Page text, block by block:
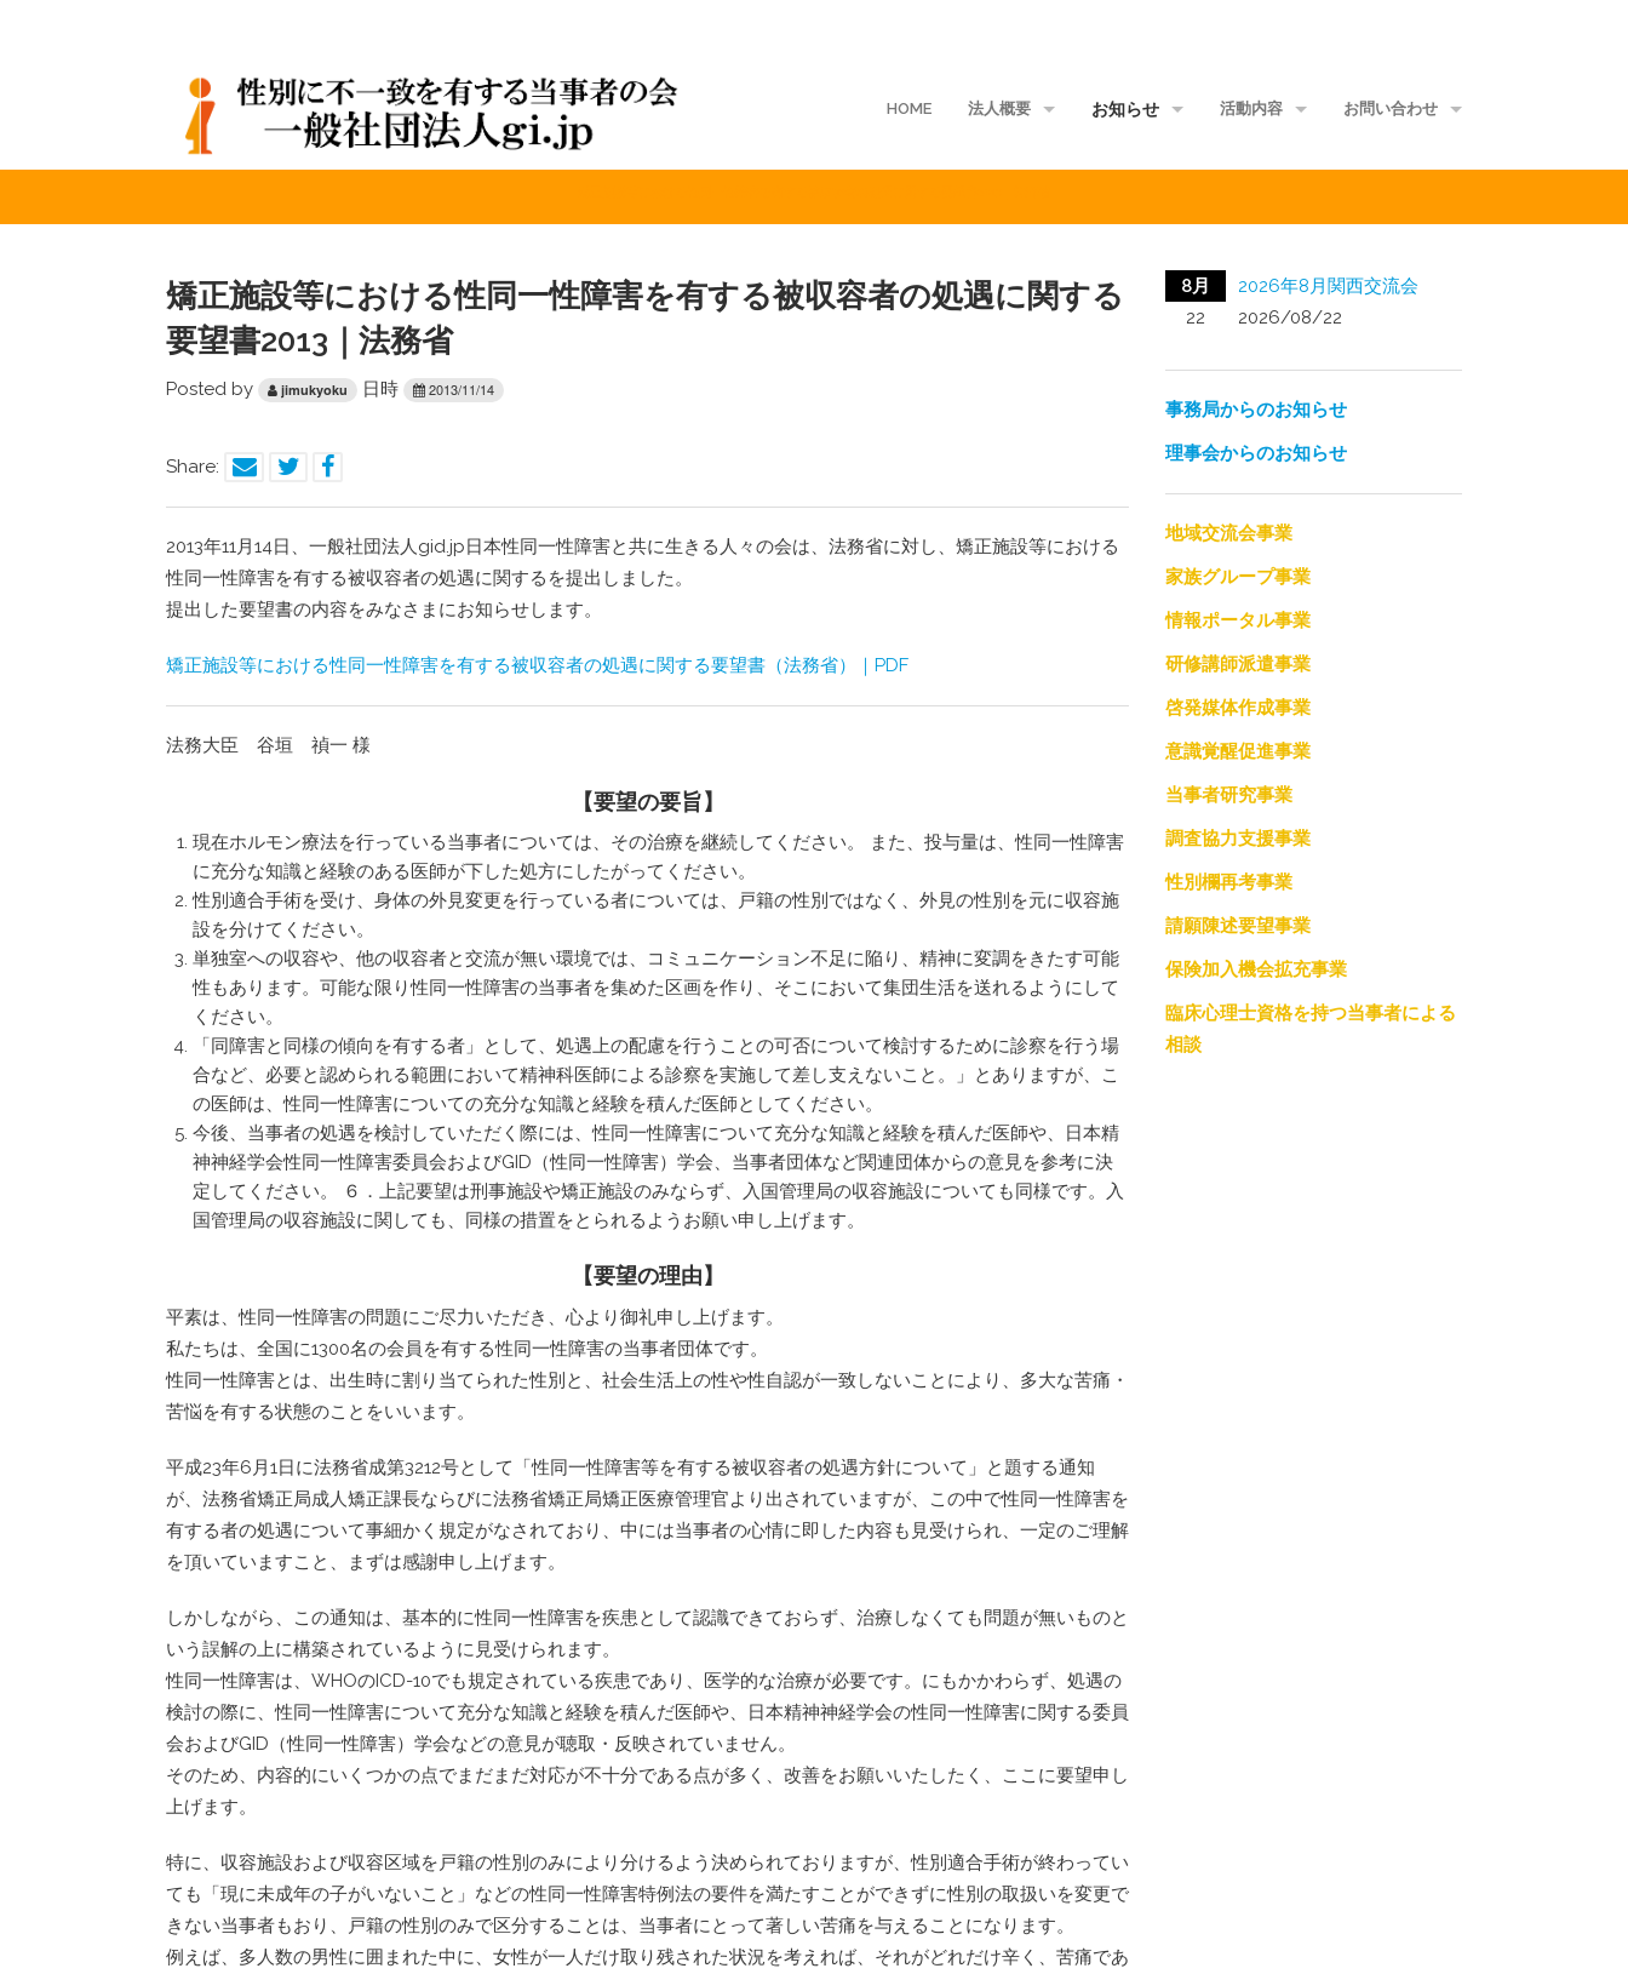
HOME 法人概要
ご寄付
お知らせ
メールマガジン
活動内容
情報ポータル事業
啓発媒体作成事業
当事者研究事業
調査協力支援事業
性別欄再考事業
保険加入機会拡充事業
臨床心理士資格を持つ当事者による相談
お問い合わせ
矯正施設等における性同一性障害を有する被収容者の処遇に関する
要望書2013｜法務省
Posted by jimukyoku 日時 2013/11/14
Share:
2013年11月14日、一般社団法人gid.jp日本性同一性障害と共に生きる人々の会は、法務省に対し、矯正施設等における
性同一性障害を有する被収容者の処遇に関するを提出しました。
提出した要望書の内容をみなさまにお知らせします。
矯正施設等における性同一性障害を有する被収容者の処遇に関する要望書（法務省）｜PDF
法務大臣 谷垣 禎一 様
【要望の要旨】
現在ホルモン療法を行っている当事者については、その治療を継続してください。 また、投与量は、性同一性障害
に充分な知識と経験のある医師が下した処方にしたがってください。
性別適合手術を受け、身体の外見変更を行っている者については、戸籍の性別ではなく、外見の性別を元に収容施
設を分けてください。
単独室への収容や、他の収容者と交流が無い環境では、コミュニケーション不足に陥り、精神に変調をきたす可能
性もあります。可能な限り性同一性障害の当事者を集めた区画を作り、そこにおいて集団生活を送れるようにして
ください。
「同障害と同様の傾向を有する者」として、処遇上の配慮を行うことの可否について検討するために診察を行う場
合など、必要と認められる範囲において精神科医師による診察を実施して差し支えないこと。」とありますが、こ
の医師は、性同一性障害についての充分な知識と経験を積んだ医師としてください。
今後、当事者の処遇を検討していただく際には、性同一性障害について充分な知識と経験を積んだ医師や、日本精
神神経学会性同一性障害委員会およびGID（性同一性障害）学会、当事者団体など関連団体からの意見を参考に決
定してください。 ６．上記要望は刑事施設や矯正施設のみならず、入国管理局の収容施設についても同様です。入
国管理局の収容施設に関しても、同様の措置をとられるようお願い申し上げます。
【要望の理由】
平素は、性同一性障害の問題にご尽力いただき、心より御礼申し上げます。
私たちは、全国に1300名の会員を有する性同一性障害の当事者団体です。
性同一性障害とは、出生時に割り当てられた性別と、社会生活上の性や性自認が一致しないことにより、多大な苦痛・
苦悩を有する状態のことをいいます。
平成23年6月1日に法務省成第3212号として「性同一性障害等を有する被収容者の処遇方針について」と題する通知
が、法務省矯正局成人矯正課長ならびに法務省矯正局矯正医療管理官より出されていますが、この中で性同一性障害を
有する者の処遇について事細かく規定がなされており、中には当事者の心情に即した内容も見受けられ、一定のご理解
を頂いていますこと、まずは感謝申し上げます。
しかしながら、この通知は、基本的に性同一性障害を疾患として認識できておらず、治療しなくても問題が無いものと
いう誤解の上に構築されているように見受けられます。
性同一性障害は、WHOのICD-10でも規定されている疾患であり、医学的な治療が必要です。にもかかわらず、処遇の
検討の際に、性同一性障害について充分な知識と経験を積んだ医師や、日本精神神経学会の性同一性障害に関する委員
会およびGID（性同一性障害）学会などの意見が聴取・反映されていません。
そのため、内容的にいくつかの点でまだまだ対応が不十分である点が多く、改善をお願いいたしたく、ここに要望申し
上げます。
特に、収容施設および収容区域を戸籍の性別のみにより分けるよう決められておりますが、性別適合手術が終わってい
ても「現に未成年の子がいないこと」などの性同一性障害特例法の要件を満たすことができずに性別の取扱いを変更で
きない当事者もおり、戸籍の性別のみで区分することは、当事者にとって著しい苦痛を与えることになります。
例えば、多人数の男性に囲まれた中に、女性が一人だけ取り残された状況を考えれば、それがどれだけ辛く、苦痛であ
8月
22
2026年8月関西交流会
2026/08/22
事務局からのお知らせ
理事会からのお知らせ
地域交流会事業
家族グループ事業
情報ポータル事業
研修講師派遣事業
啓発媒体作成事業
意識覚醒促進事業
当事者研究事業
調査協力支援事業
性別欄再考事業
請願陳述要望事業
保険加入機会拡充事業
臨床心理士資格を持つ当事者による
相談